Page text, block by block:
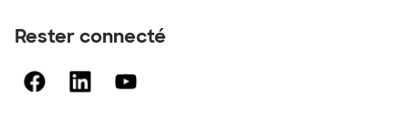
Rester connecté